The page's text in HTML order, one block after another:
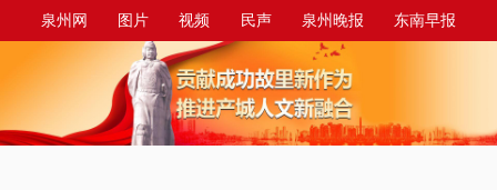
泉州网 图片 视频 民声 泉州晚报 东南早报
泉州商报 今日台商投资区